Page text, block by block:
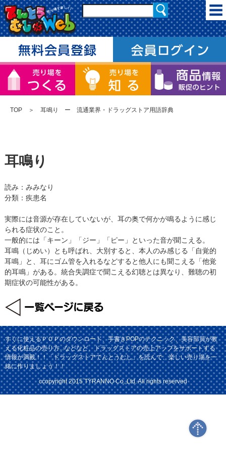
TOP ＞ 耳鳴り ー 流通業界・ドラッグストア用語辞典
耳鳴り
読み：みみなり
分類：疾患名
実際には音源が存在していないが、耳の奥で何かが鳴るように感じ
られる症状のこと。
一般的には「キーン」「ジー」「ピー」といった音が聞こえる。
耳鳴（じめい）とも呼ばれ、大別すると、本人のみ感じる「自覚的
耳鳴」と、耳にゴム管を入れるなどすると他人にも聞こえる「他覚
的耳鳴」がある。統合失調症で聞こえる幻聴とは異なり、難聴の初
期症状の可能性がある。
すぐに使えるＰＯＰのダウンロード、手書きPOPのテクニック、美容部員が教
える化粧品の売り方...などなど、ドラッグストアの売上アップをサポートする
情報が満載！！「ドラッグストアてんとうむし」を読んで、楽しい売り場を一
緒に作りましょう！！
ccopyright 2015 TYRANNO Co.,Ltd. All rights reserved